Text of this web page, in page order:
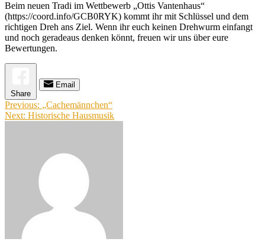
Beim neuen Tradi im Wettbewerb „Ottis Vantenhaus“
(https://coord.info/GCB0RYK) kommt ihr mit Schlüssel und dem
richtigen Dreh ans Ziel. Wenn ihr euch keinen Drehwurm einfangt
und noch geradeaus denken könnt, freuen wir uns über eure
Bewertungen.
Share
Email
Beitragsnavigation
Previous: „Cachemännchen“
Next: Historische Hausmusik